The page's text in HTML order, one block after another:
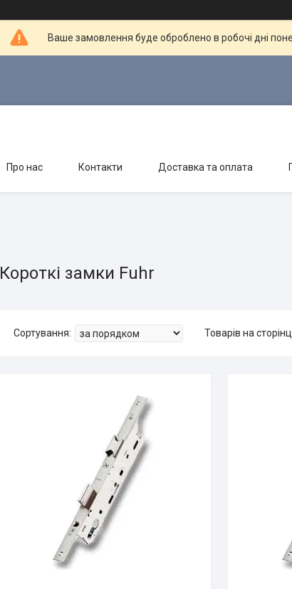
Ваше замовлення буде оброблено в робочі дні
Про нас Контакти Доставка та оплата
Короткі замки Fuhr